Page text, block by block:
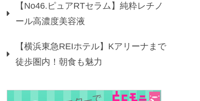
【No46.ピュアRTセラム】純粋レチノ
ール高濃度美容液
【横浜東急REIホテル】Kアリーナまで
徒歩圏内！朝食も魅力